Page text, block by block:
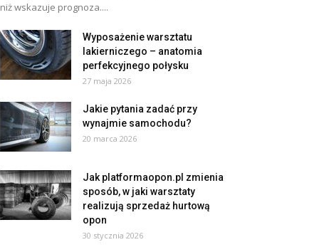
niż wskazuje prognoza....
Wyposażenie warsztatu
lakierniczego – anatomia
perfekcyjnego połysku
27 maja 2026
Jakie pytania zadać przy
wynajmie samochodu?
20 marca 2026
Jak platformaopon.pl zmienia
sposób, w jaki warsztaty
realizują sprzedaż hurtową
opon
30 stycznia 2026